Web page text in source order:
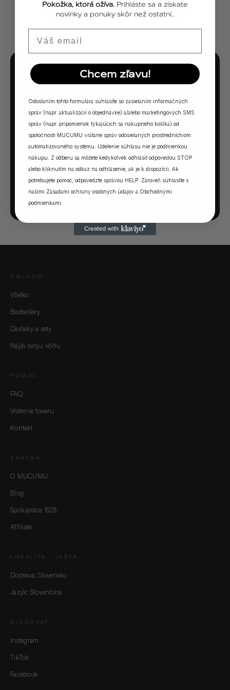
ZOBRAZIŤ VŠETKY PRÍBEHY
MUCUMU KVÍZ
Ktorá vôňa Vám
sadne?
5 otázok. Jedna odpoveď. Vaša ideálna MUCUMU
vôňa.
SPUSTIŤ KVÍZ →
OBCHOD
Všetko
Bestsellery
Darčeky a sety
Nájdi svoju vôňu
POMOC
FAQ
Vrátenie tovaru
Kontakt
ZNAČKA
O MUCUMU
Blog
Spolupráca B2B
Affiliate
LOKALITA / JAZYK
Doprava: Slovensko
Jazyk: Slovenčina
SLEDOVAŤ
Instagram
TikTok
Facebook
Pokožka, ktorá ožíva. Prihláste sa a získate
novinky a ponuky skôr než ostatní..
Chcem zľavu!
Odoslaním tohto formulára súhlasíte so zasielaním informačných
správ (napr. aktualizácií o objednávke) a/alebo marketingových SMS
správ (napr. pripomienok týkajúcich sa nákupného košíka) od
spoločnosti MUCUMU vrátane správ odosielaných prostredníctvom
automatizovaného systému. Udelenie súhlasu nie je podmienkou
nákupu. Z odberu sa môžete kedykoľvek odhlásiť odpoveďou STOP
alebo kliknutím na odkaz na odhlásenie, ak je k dispozícii. Ak
potrebujete pomoc, odpovedzte správou HELP. Zároveň súhlasíte s
našimi Zásadami ochrany osobných údajov a Obchodnými
podmienkami